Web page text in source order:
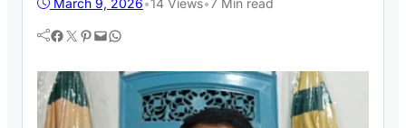
Facebook Twitter Pinterest Mail WhatsApp